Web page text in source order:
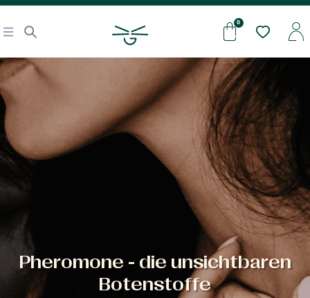
Pheromone - die unsichtbaren
Botenstoffe